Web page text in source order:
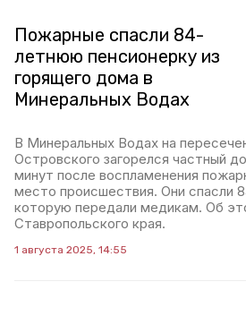
Пожарные спасли 84-
летнюю пенсионерку из
горящего дома в
Минеральных Водах
В Минеральных Водах на
Островского загорелся частный
минут после воспламенения
место происшествия. Они спасли
которую передали медикам. Об
Ставропольского края.
1 августа 2025, 14:55